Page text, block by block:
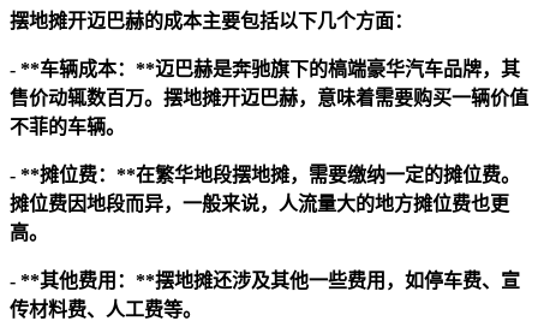
摆地摊开迈巴赫的成本主要包括以下几个方面：
- **车辆成本：**迈巴赫是奔驰旗下的槁端豪华汽车品牌，其
售价动辄数百万。摆地摊开迈巴赫，意味着需要购买一辆价值
不菲的车辆。
- **摊位费：**在繁华地段摆地摊，需要缴纳一定的摊位费。
摊位费因地段而异，一般来说，人流量大的地方摊位费也更
高。
- **其他费用：**摆地摊还涉及其他一些费用，如停车费、宣
传材料费、人工费等。